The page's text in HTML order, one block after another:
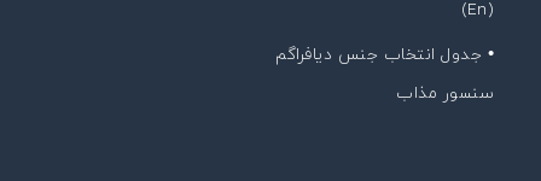
(En)
• جدول انتخاب جنس دیافراگم
سنسور مذاب